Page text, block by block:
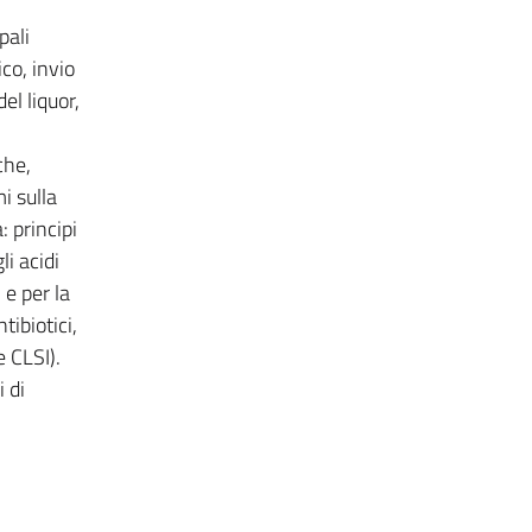
invio
liquor,
sulla
principi
acidi
per la
di